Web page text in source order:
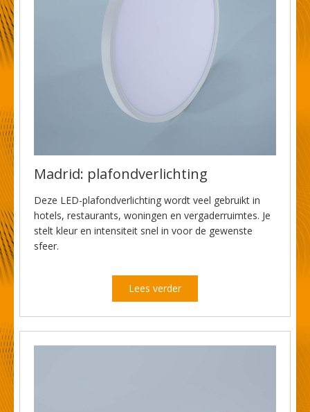
Madrid: plafondverlichting
Deze LED-plafondverlichting wordt veel gebruikt in
hotels, restaurants, woningen en vergaderruimtes. Je
stelt kleur en intensiteit snel in voor de gewenste
sfeer.
Lees verder